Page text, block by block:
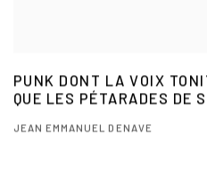
PUNK DONT LA VOIX
QUE LES PÉTARADES DE
JEAN EMMANUEL DENAVE